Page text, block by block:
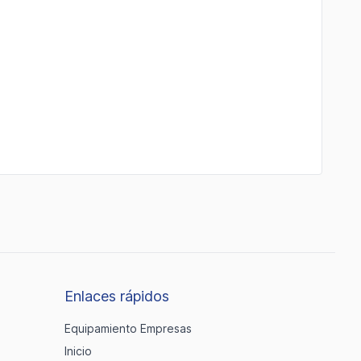
Enlaces rápidos
Equipamiento Empresas
Inicio